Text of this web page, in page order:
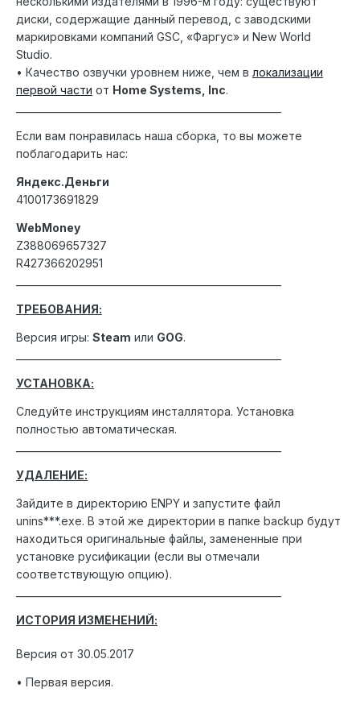
диски, содержащие данный перевод, с заводскими
маркировками компаний GSC, «Фаргус» и New World
Studio.
• Качество озвучки уровнем ниже, чем в локализации
первой части от Home Systems, Inc.
Если вам понравилась наша сборка, то вы можете
поблагодарить нас:
Яндекс.Деньги
4100173691829
WebMoney
Z388069657327
R427366202951
ТРЕБОВАНИЯ:
Версия игры: Steam или GOG.
УСТАНОВКА:
Следуйте инструкциям инсталлятора. Установка
полностью автоматическая.
УДАЛЕНИЕ:
Зайдите в директорию ENPY и запустите файл
unins***.exe. В этой же директории в папке backup будут
находиться оригинальные файлы, замененные при
установке русификации (если вы отмечали
соответствующую опцию).
ИСТОРИЯ ИЗМЕНЕНИЙ:
Версия от 30.05.2017
• Первая версия.